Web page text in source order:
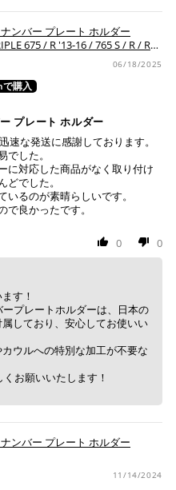
ンバー プレート ホルダー
675 / R '13-16 / 765 S / R / RS
06/18/2025
プレート ホルダー
な発送に感謝しております。
した。
に対応した商品がなく取り付け
でした。
るのが素晴らしいです。
良かったです。
0 0
す！
プレートホルダーは、日本の
しており、安心してお使いい
ウルへの特別な加工が不要な
お願いいたします！
ンバー プレート ホルダー
11/14/2024